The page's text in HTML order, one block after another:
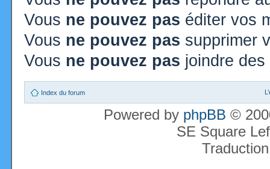
Vous ne pouvez pas éditer vos
Vous ne pouvez pas supprimer
Vous ne pouvez pas joindre
Index du forum
Powered by phpBB ©
SE Square